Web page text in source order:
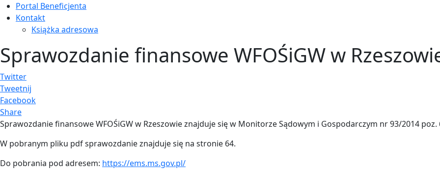
Portal Beneficjenta
Kontakt
Książka adresowa
Sprawozdanie finansowe WFOŚiGW w
Twitter
Tweetnij
Facebook
Share
Sprawozdanie finansowe WFOŚiGW w Rzeszowie znajduje się w Monitorze Sądowym i Gospodarczym nr 93/2014 poz.
W pobranym pliku pdf sprawozdanie znajduje się na stronie 64.
Do pobrania pod adresem: https://ems.ms.gov.pl/